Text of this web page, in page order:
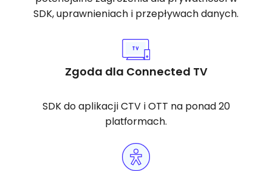
SDK, uprawnieniach i przepływach danych.
Zgoda dla Connected TV
SDK do aplikacji CTV i OTT na ponad 20
platformach.